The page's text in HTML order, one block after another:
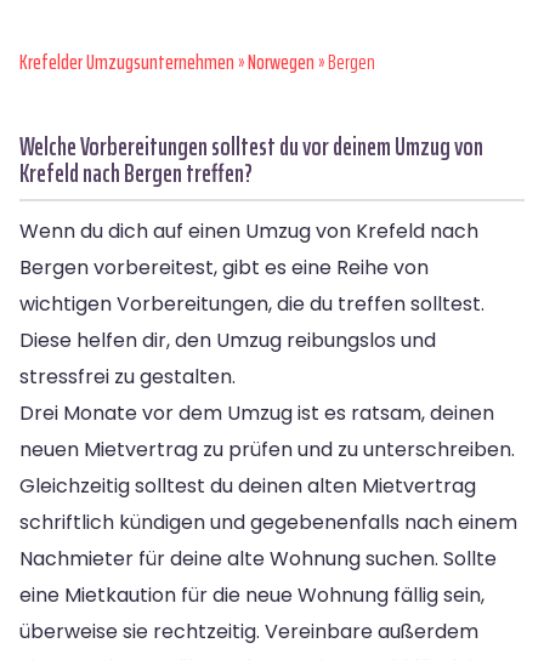
Krefelder Umzugsunternehmen»Norwegen» Bergen
Welche Vorbereitungen solltest du vor deinem Umzug von
Krefeld nach Bergen treffen?
Wenn du dich auf einen Umzug von Krefeld nach
Bergen vorbereitest, gibt es eine Reihe von
wichtigen Vorbereitungen, die du treffen solltest.
Diese helfen dir, den Umzug reibungslos und
stressfrei zu gestalten.
Drei Monate vor dem Umzug ist es ratsam, deinen
neuen Mietvertrag zu prüfen und zu unterschreiben.
Gleichzeitig solltest du deinen alten Mietvertrag
schriftlich kündigen und gegebenenfalls nach einem
Nachmieter für deine alte Wohnung suchen. Sollte
eine Mietkaution für die neue Wohnung fällig sein,
überweise sie rechtzeitig. Vereinbare außerdem